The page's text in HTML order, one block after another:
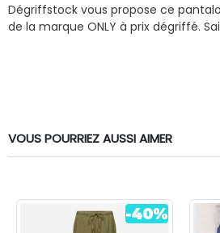
Dégriffstock vous propose ce
de la marque ONLY à prix dégriffé.
VOUS POURRIEZ AUSSI AIMER